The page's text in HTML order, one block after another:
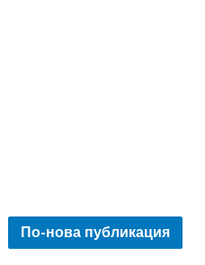
По-нова публикация